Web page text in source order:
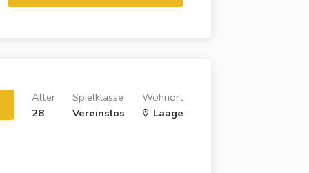
Wohnort
Laage
Spielklasse
Vereinslos
Alter
28